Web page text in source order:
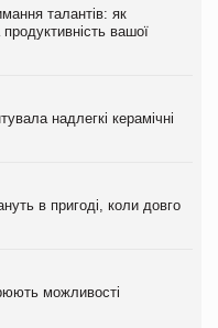
талантів: як
вашої
надлегкі керамічні
в пригоді, коли довго
можливості